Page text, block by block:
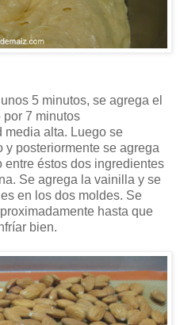
5 minutos, se agrega el
7 minutos
media alta. Luego se
posteriormente se agrega
entre éstos dos ingredientes
Se agrega la vainilla y se
en los dos moldes. Se
hasta que
bien.